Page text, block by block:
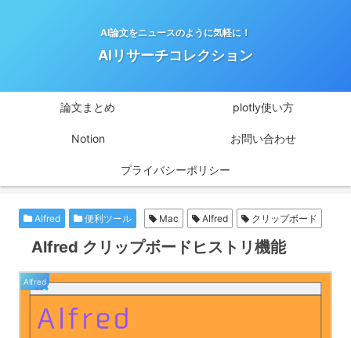
AI論文をニュースのように気軽に！
AIリサーチコレクション
論文まとめ plotly使い方
Notion お問い合わせ
プライバシーポリシー
Alfred 便利ツール Mac Alfred クリップボード
Alfred クリップボードヒストリ機能
Alfred